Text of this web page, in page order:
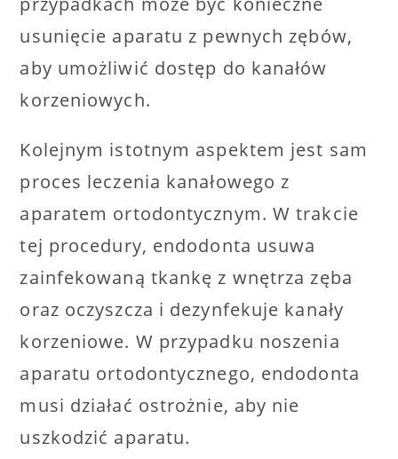
usunięcie aparatu z pewnych zębów,
aby umożliwić dostęp do kanałów
korzeniowych.
Kolejnym istotnym aspektem jest sam
proces leczenia kanałowego z
aparatem ortodontycznym. W trakcie
tej procedury, endodonta usuwa
zainfekowaną tkankę z wnętrza zęba
oraz oczyszcza i dezynfekuje kanały
korzeniowe. W przypadku noszenia
aparatu ortodontycznego, endodonta
musi działać ostrożnie, aby nie
uszkodzić aparatu.